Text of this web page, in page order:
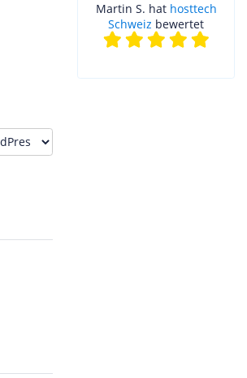
Martin S. hat hosttech
Schweiz bewertet